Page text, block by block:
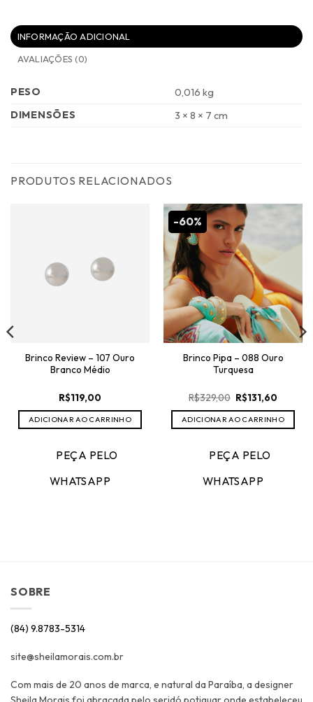
INFORMAÇÃO ADICIONAL
AVALIAÇÕES (0)
PESO
0,016 kg
DIMENSÕES
3 × 8 × 7 cm
PRODUTOS RELACIONADOS
Brinco Review – 107 Ouro
Branco Médio
R$119,00
ADICIONAR AO CARRINHO
PEÇA PELO
WHATSAPP
-60%
Brinco Pipa – 088 Ouro
Turquesa
R$329,00 O
preço
original
era:
R$131,60
atual
é:
ADICIONAR AO CARRINHO
PEÇA PELO
WHATSAPP
SOBRE
(84) 9.8783-5314
site@sheilamorais.com.br
Com mais de 20 anos de marca, e natural da Paraíba, a designer